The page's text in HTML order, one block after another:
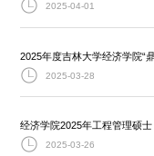
2025-04-01
2025年度吉林大学经济学院“
2025-03-28
2025-03-26